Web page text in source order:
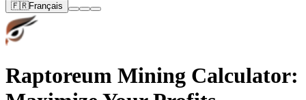
🇫🇷Français
Raptoreum Mining Calculator: